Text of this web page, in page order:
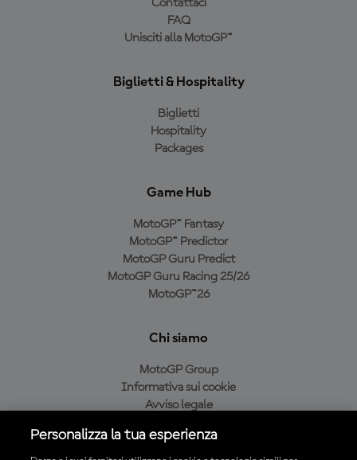
Contattaci
FAQ
Unisciti alla MotoGP™
Biglietti & Hospitality
Biglietti
Hospitality
Packages
Game Hub
MotoGP™ Fantasy
MotoGP™ Predictor
MotoGP Guru Predict
MotoGP Guru Racing 25/26
MotoGP™26
Chi siamo
MotoGP Group
Informativa sui cookie
Avviso legale
Condizioni di acquisto
Personalizza la tua esperienza